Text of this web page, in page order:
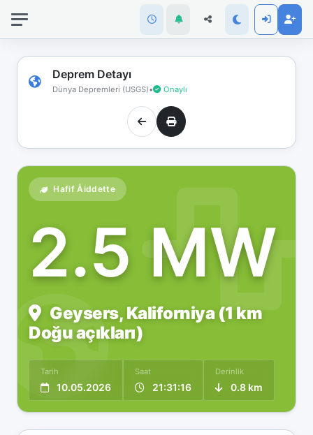
Deprem Detayı
Dünya Depremleri (USGS)• Onaylı
Hafif Åiddette
2.5 MW
Geysers, Kaliforniya (1 km
Doğu açıkları)
Tarih
10.05.2026
Saat
21:31:16
Derinlik
0.8 km
bağlantınız
koptu!
Çevrimdışı
moddasınız.